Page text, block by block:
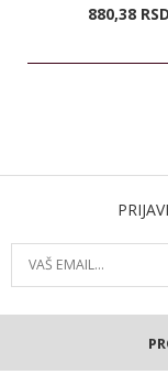
880,38 RSD